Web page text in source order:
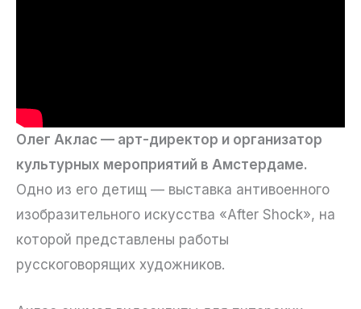
Олег Аклас — арт-директор и организатор
культурных мероприятий в Амстердаме.
Одно из его детищ — выставка антивоенного
изобразительного искусства «After Shock», на
которой представлены работы
русскоговорящих художников.